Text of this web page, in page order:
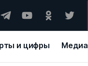
и цифры Медиа